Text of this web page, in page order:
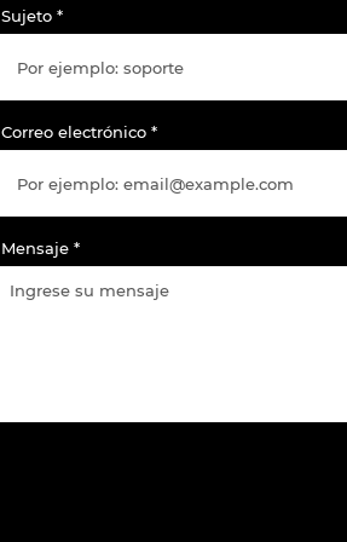
Sujeto
Correo electrónico
Mensaje